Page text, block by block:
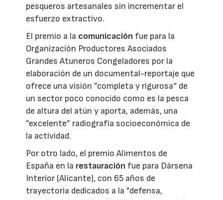
pesqueros artesanales sin incrementar el
esfuerzo extractivo.
El premio a la comunicación fue para la
Organización Productores Asociados
Grandes Atuneros Congeladores por la
elaboración de un documental-reportaje que
ofrece una visión ”completa y rigurosa“ de
un sector poco conocido como es la pesca
de altura del atún y aporta, además, una
”excelente” radiografía socioeconómica de
la actividad.
Por otro lado, el premio Alimentos de
España en la restauración fue para Dársena
Interior (Alicante), con 65 años de
trayectoria dedicados a la "defensa,